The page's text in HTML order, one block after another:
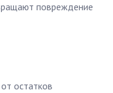
повреждение
остатков